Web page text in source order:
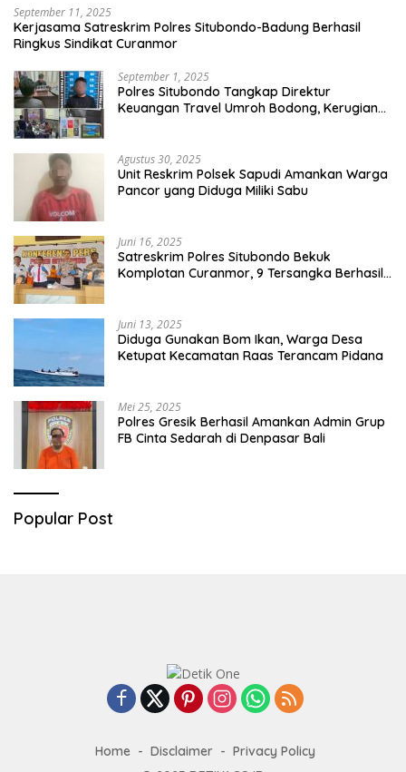
September 11, 2025
Kerjasama Satreskrim Polres Situbondo-Badung Berhasil
Ringkus Sindikat Curanmor
September 1, 2025
Polres Situbondo Tangkap Direktur
Keuangan Travel Umroh Bodong, Kerugian
Agustus 30, 2025
Unit Reskrim Polsek Sapudi Amankan Warga
Pancor yang Diduga Miliki Sabu
Juni 16, 2025
Satreskrim Polres Situbondo Bekuk
Komplotan Curanmor, 9 Tersangka Berhasil
Juni 13, 2025
Diduga Gunakan Bom Ikan, Warga Desa
Ketupat Kecamatan Raas Terancam Pidana
Mei 25, 2025
Polres Gresik Berhasil Amankan Admin Grup
FB Cinta Sedarah di Denpasar Bali
Popular Post
Home Disclaimer
Privacy Policy